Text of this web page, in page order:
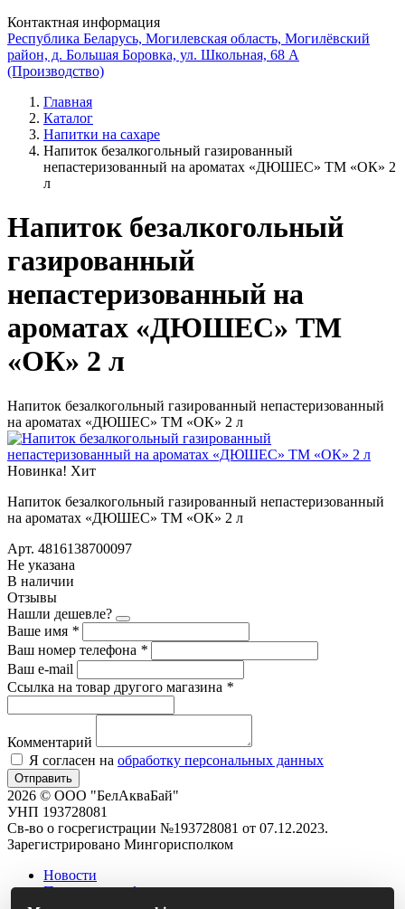
Контактная информация
Республика Беларусь, Могилевская область, Могилёвский
район, д. Большая Боровка, ул. Школьная, 68 А
(Производство)
Главная
Каталог
Напитки на сахаре
Напиток безалкогольный газированный
непастеризованный на ароматах «ДЮШЕС» ТМ «ОК» 2
л
Напиток безалкогольный
газированный
непастеризованный на
ароматах «ДЮШЕС» ТМ
«ОК» 2 л
Напиток безалкогольный газированный непастеризованный
на ароматах «ДЮШЕС» ТМ «ОК» 2 л
Новинка! Хит
Напиток безалкогольный газированный непастеризованный
на ароматах «ДЮШЕС» ТМ «ОК» 2 л
Арт. 4816138700097
Не указана
В наличии
Отзывы
Нашли дешевле?
Ваше имя *
Ваш номер телефона *
Ваш e-mail
Ссылка на товар другого магазина *
Комментарий
Я согласен на обработку персональных данных
Отправить
2026 © ООО "БелАкваБай"
УНП 193728081
Св-во о госрегистрации №193728081 от 07.12.2023.
Зарегистрировано Мингорисполком
Новости
Политика конфиденциальности